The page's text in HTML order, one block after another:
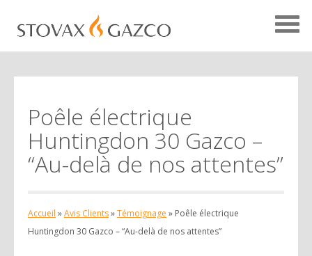
Poêle électrique
Huntingdon 30 Gazco –
“Au-delà de nos attentes”
Accueil »Avis Clients»Témoignage » Poêle électrique
Huntingdon 30 Gazco – “Au-delà de nos attentes”
Accueil Avis Clients
Témoignages
Études de cas
Votre avis